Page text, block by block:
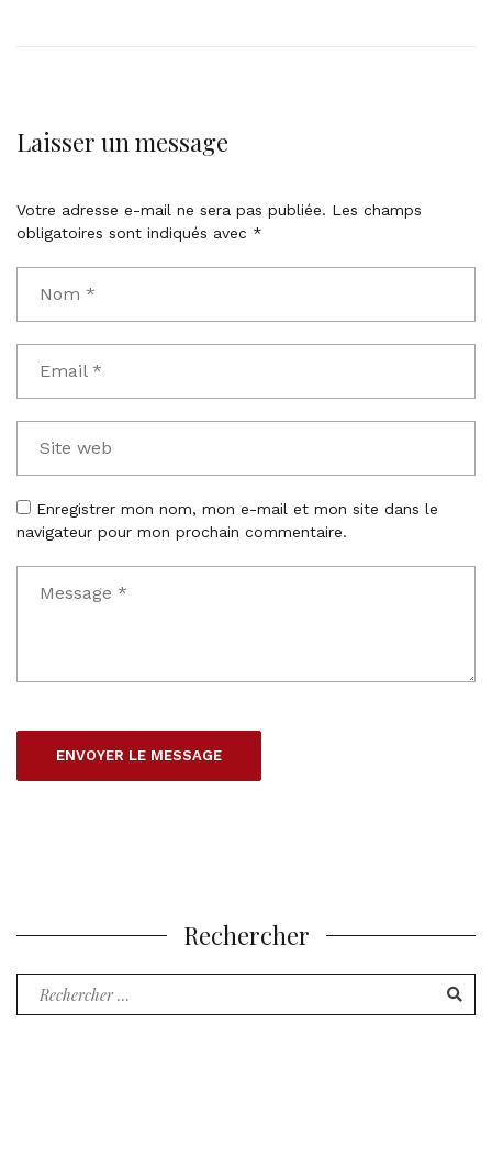
Laisser un message
Votre adresse e-mail ne sera pas publiée. Les champs
obligatoires sont indiqués avec *
Enregistrer mon nom, mon e-mail et mon site dans le
navigateur pour mon prochain commentaire.
Rechercher
Recherche